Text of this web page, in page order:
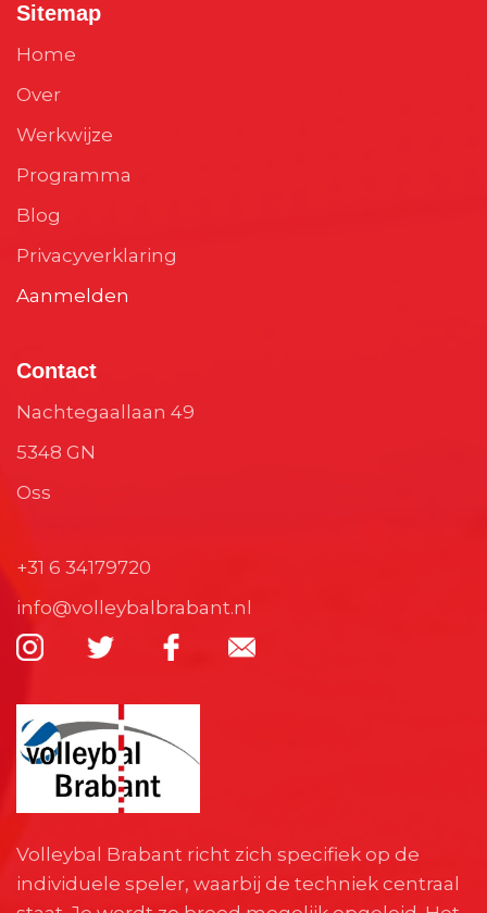
Sitemap
Home
Over
Werkwijze
Programma
Blog
Privacyverklaring
Aanmelden
Contact
Nachtegaallaan 49
5348 GN
Oss
+31 6 34179720
info@volleybalbrabant.nl
Volleybal Brabant richt zich specifiek op de
individuele speler, waarbij de techniek centraal